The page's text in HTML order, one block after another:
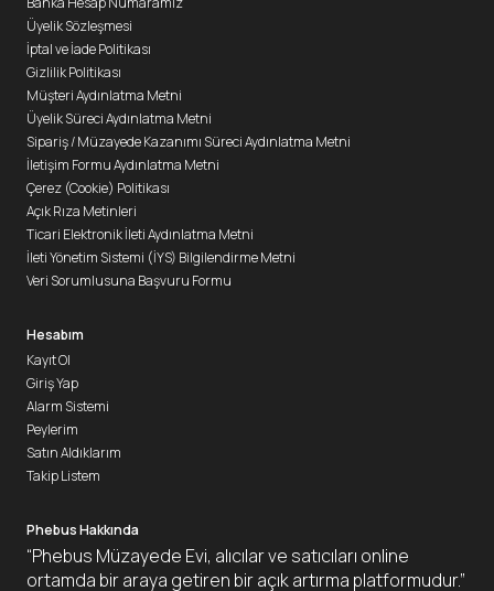
Phebus Hakkında
“Phebus Müzayede Evi, alıcılar ve satıcıları online
ortamda bir araya getiren bir açık artırma platformudur.”
Üyelik Sözleşmesi
İptal ve İade Politikası
Gizlilik Politikası
Müşteri Aydınlatma Metni
Üyelik Süreci Aydınlatma Metni
Sipariş / Müzayede Kazanımı Süreci Aydınlatma Metni
İletişim Formu Aydınlatma Metni
Çerez (Cookie) Politikası
Açık Rıza Metinleri
Ticari Elektronik İleti Aydınlatma Metni
İleti Yönetim Sistemi (İYS) Bilgilendirme Metni
Veri Sorumlusuna Başvuru Formu
Hesabım
Kayıt Ol
Giriş Yap
Alarm Sistemi
Peylerim
Satın Aldıklarım
Takip Listem